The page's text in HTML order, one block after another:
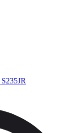
S235JR